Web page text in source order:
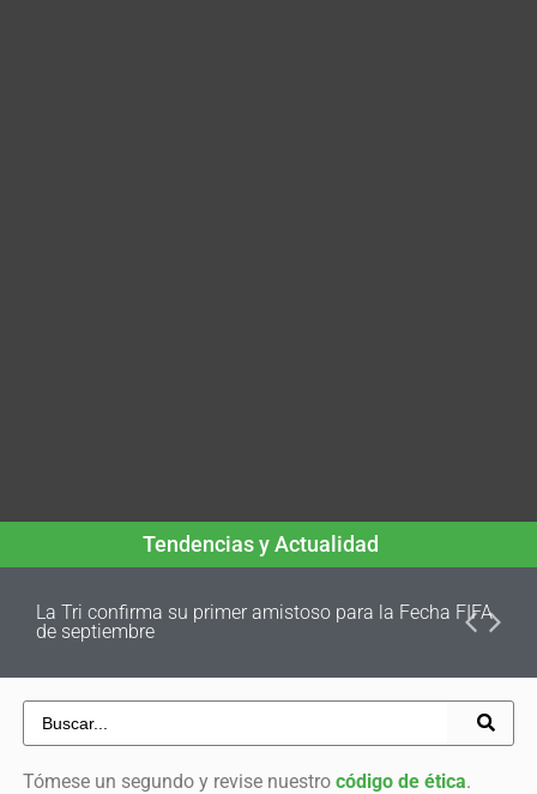
Tendencias y Actualidad
La Tri confirma su primer amistoso para la Fecha FIFA
de septiembre
Tómese un segundo y revise nuestro código de ética.